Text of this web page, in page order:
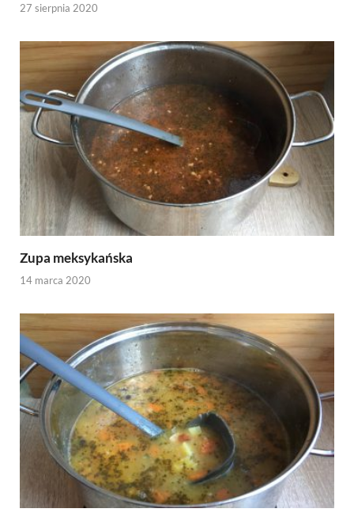
27 sierpnia 2020
Zupa meksykańska
14 marca 2020